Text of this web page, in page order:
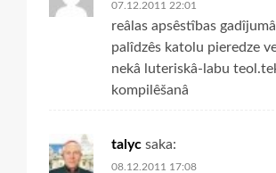
07.12.2011 22:01
reâlas apsêstîbas
palîdzês katolu pieredze
nekâ luteriskâ-labu
kompilêšanâ
talyc saka:
08.12.2011 17:08